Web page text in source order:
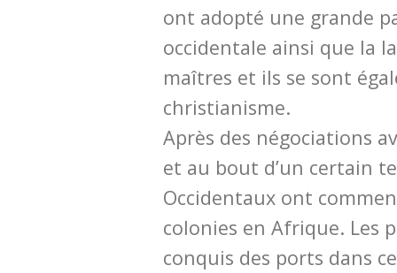
ont adopté une grande
occidentale ainsi que la
maîtres et ils se sont
christianisme.
Après des négociations
et au bout d’un certain
Occidentaux ont
colonies en Afrique. Les
conquis des ports dans